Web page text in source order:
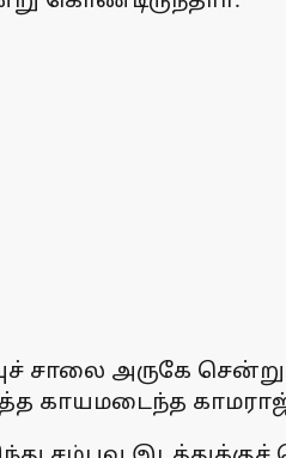
சாலை அருகே
காயமடைந்த